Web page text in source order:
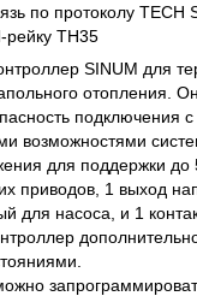
по протоколу TECH
TH35
SINUM для
отопления.
подключения с
возможностями
для поддержки до
приводов, 1 выход
для насоса, и 1